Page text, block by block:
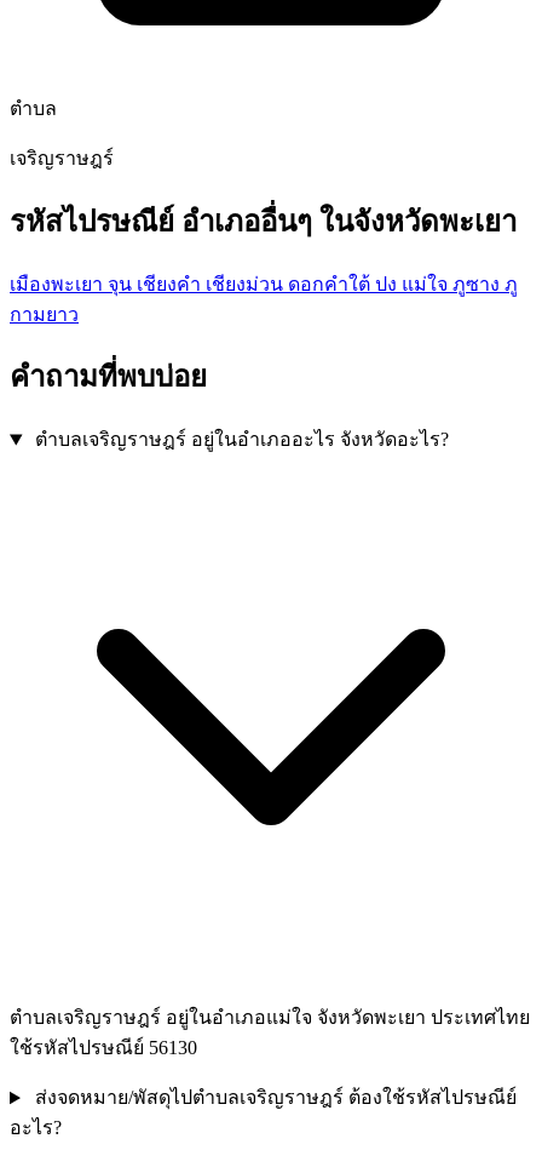
ตำบล
เจริญราษฎร์
รหัสไปรษณีย์ อำเภออื่นๆ ในจังหวัดพะเยา
เมืองพะเยา จุน เชียงคำ เชียงม่วน ดอกคำใต้ ปง แม่ใจ ภูซาง ภู
กามยาว
คำถามที่พบบ่อย
ตำบลเจริญราษฎร์ อยู่ในอำเภออะไร จังหวัดอะไร?
ตำบลเจริญราษฎร์ อยู่ในอำเภอแม่ใจ จังหวัดพะเยา ประเทศไทย
ใช้รหัสไปรษณีย์ 56130
ส่งจดหมาย/พัสดุไปตำบลเจริญราษฎร์ ต้องใช้รหัสไปรษณีย์
อะไร?